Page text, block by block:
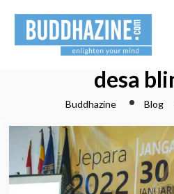
desa
Buddhazine Blog